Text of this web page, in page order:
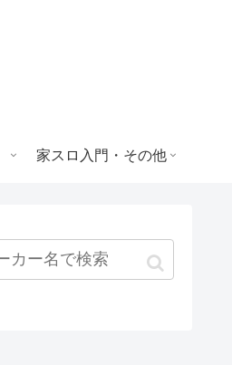
家スロ入門・その他